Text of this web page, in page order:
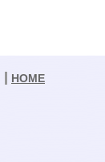
HOME